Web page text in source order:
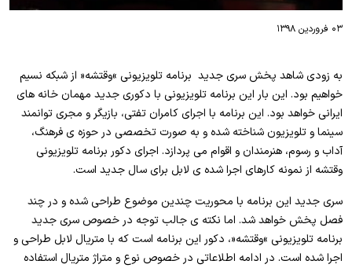
۰۳ فروردین ۱۳۹۸
به زودی شاهد پخش سری جدید برنامه تلویزیونی »وقتشه« از شبکه نسیم
خواهیم بود. این بار این برنامه تلویزیونی با دکوری جدید مهمان خانه های
ایرانی خواهد بود. این برنامه با اجرای کامران تفتی، بازیگر و مجری توانمند
سینما و تلویزیون شناخته شده و به صورت تخصصی در حوزه ی فرهنگ،
آداب و رسوم، هنرمندان و اقوام می پردازد. اجرای دکور برنامه تلویزیونی
وقتشه از نمونه کارهای اجرا شده ی لابل برای سال جدید است.
سری جدید این برنامه با محوریت چندین موضوع طراحی شده و در چند
فصل پخش خواهد شد. اما نکته ی جالب توجه در خصوص سری جدید
برنامه تلویزیونی »وقتشه«، دکور این برنامه است که با متریال لابل طراحی و
اجرا شده است. در ادامه اطلاعاتی در خصوص نوع و متراژ متریال استفاده